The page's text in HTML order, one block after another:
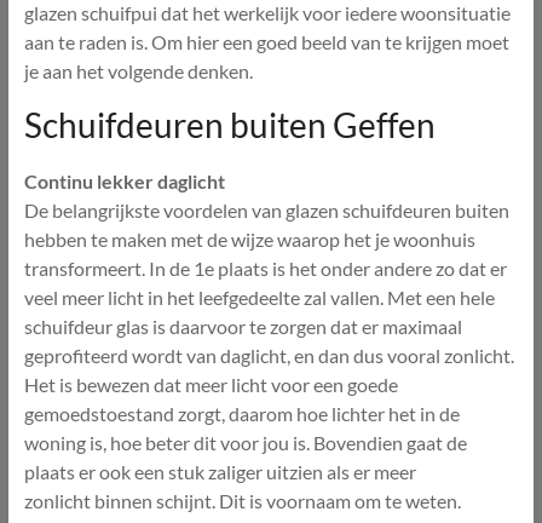
glazen schuifpui dat het werkelijk voor iedere woonsituatie
aan te raden is. Om hier een goed beeld van te krijgen moet
je aan het volgende denken.
Schuifdeuren buiten Geffen
Continu lekker daglicht
De belangrijkste voordelen van glazen schuifdeuren buiten
hebben te maken met de wijze waarop het je woonhuis
transformeert. In de 1e plaats is het onder andere zo dat er
veel meer licht in het leefgedeelte zal vallen. Met een hele
schuifdeur glas is daarvoor te zorgen dat er maximaal
geprofiteerd wordt van daglicht, en dan dus vooral zonlicht.
Het is bewezen dat meer licht voor een goede
gemoedstoestand zorgt, daarom hoe lichter het in de
woning is, hoe beter dit voor jou is. Bovendien gaat de
plaats er ook een stuk zaliger uitzien als er meer
zonlicht binnen schijnt. Dit is voornaam om te weten.